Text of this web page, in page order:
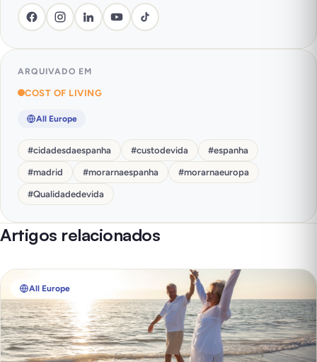
ARQUIVADO EM
COST OF LIVING
All Europe
#cidadesdaespanha #custodevida #espanha
#madrid #morarnaespanha #morarnaeuropa
#Qualidadedevida
Artigos relacionados
All Europe